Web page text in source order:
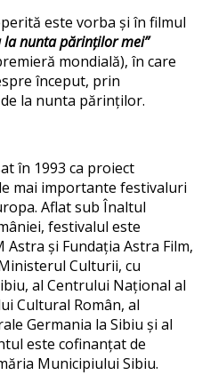
este vorba și în filmul
la nunta părinților mei”
mondială), în care
început, prin
la nunta părinților.
în 1993 ca proiect
mai importante festivaluri
Aflat sub Înaltul
festivalul este
și Fundația Astra Film,
Culturii, cu
al Centrului Național al
Cultural Român, al
Germania la Sibiu și al
este cofinanțat de
Municipiului Sibiu.